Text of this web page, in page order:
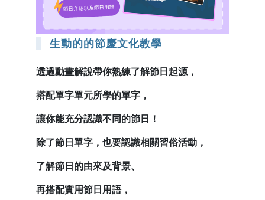
生動的的節慶文化教學
透過動畫解說帶你熟練了解節日起源，
搭配單字單元所學的單字，
讓你能充分認識不同的節日！
除了節日單字，也要認識相關習俗活動，
了解節日的由來及背景、
再搭配實用節日用語，